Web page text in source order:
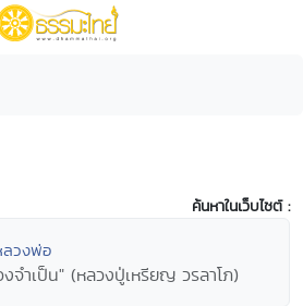
ค้นหาในเว็บไซต์ :
ลวงพ่อ
จำเป็น" (หลวงปู่เหรียญ วรลาโภ)